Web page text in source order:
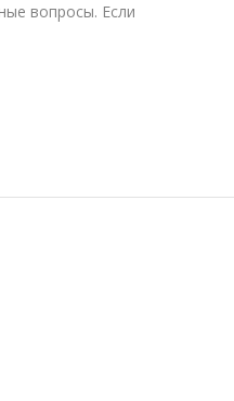
вопросы. Если